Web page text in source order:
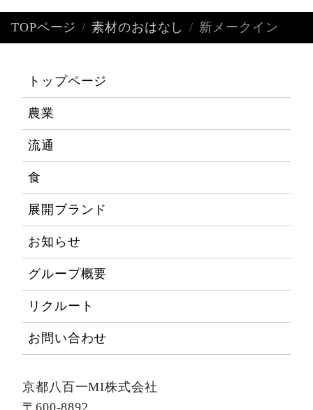
TOPページ 素材のおはなし 新メークイン
トップページ
農業
流通
食
展開ブランド
お知らせ
グループ概要
リクルート
お問い合わせ
京都八百一MI株式会社